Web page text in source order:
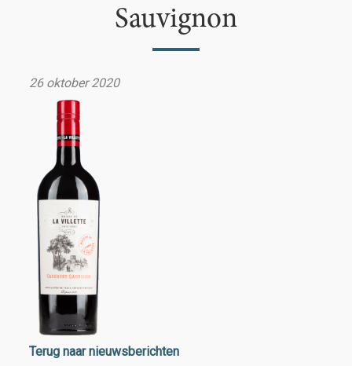
Sauvignon
26 oktober 2020
Terug naar nieuwsberichten